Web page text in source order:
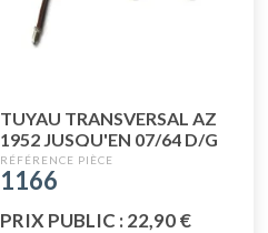
TUYAU TRANSVERSAL AZ
1952 JUSQU'EN 07/64 D/G
1166
PRIX PUBLIC : 22,90 €